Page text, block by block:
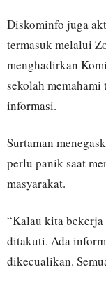
Diskominfo juga
termasuk melalui
menghadirkan
sekolah memahami
informasi.
Surtaman
perlu panik saat
masyarakat.
“Kalau kita bekerja
ditakuti. Ada
dikecualikan.